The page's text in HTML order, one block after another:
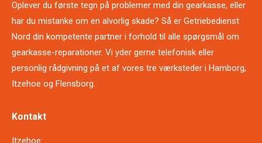
Oplever du første tegn på problemer med din gearkasse, eller
har du mistanke om en alvorlig skade? Så er Getriebedienst
Nord din kompetente partner i forhold til alle spørgsmål om
gearkasse-reparationer. Vi yder gerne telefonisk eller
personlig rådgivning på et af ​​vores tre værksteder i Hamborg,
Itzehoe og Flensborg.
Kontakt
Itzehoe: